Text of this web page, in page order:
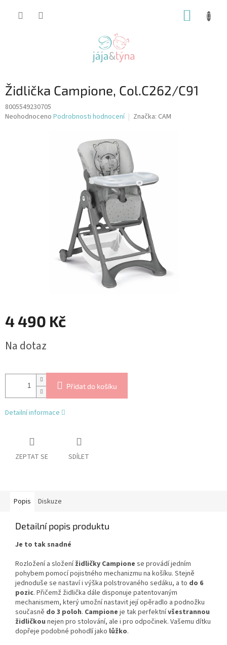
Židlička Campione, Col.C262/C91
8005549230705
Průměrné
Neohodnoceno Podrobnosti hodnocení Značka: CAM
4 490 Kč
cena:
Na dotaz
Přidat do košíku
Detailní informace
ZEPTAT SE SDÍLET
Popis Diskuze
Detailní popis produktu
Je to tak snadné
Rozložení a složenížidličky Campione se provádí jedním
pohybem pomocí pojistného mechanizmu na košíku. Stejně
jednoduše se nastaví i výška polstrovaného sedáku, a to do 6
pozic. Přičemž židlička dále disponuje patentovaným
mechanismem, který umožní nastavit její opěradlo a podnožku
současně do 3 poloh. Campione je tak perfektnívšestrannou
židličkou nejen pro stolování, ale i pro odpočinek. Vašemu dítku
dopřeje podobné pohodlí jako lůžko.